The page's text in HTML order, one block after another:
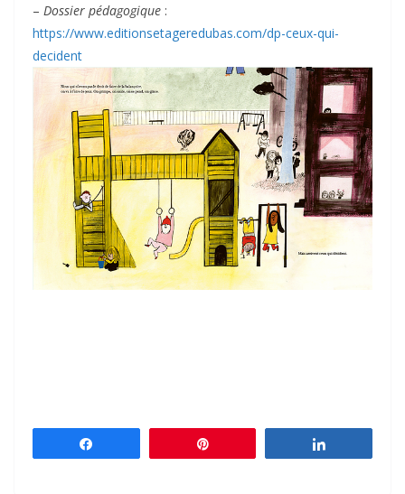
– Dossier pédagogique :
https://www.editionsetageredubas.com/dp-ceux-qui-
decident